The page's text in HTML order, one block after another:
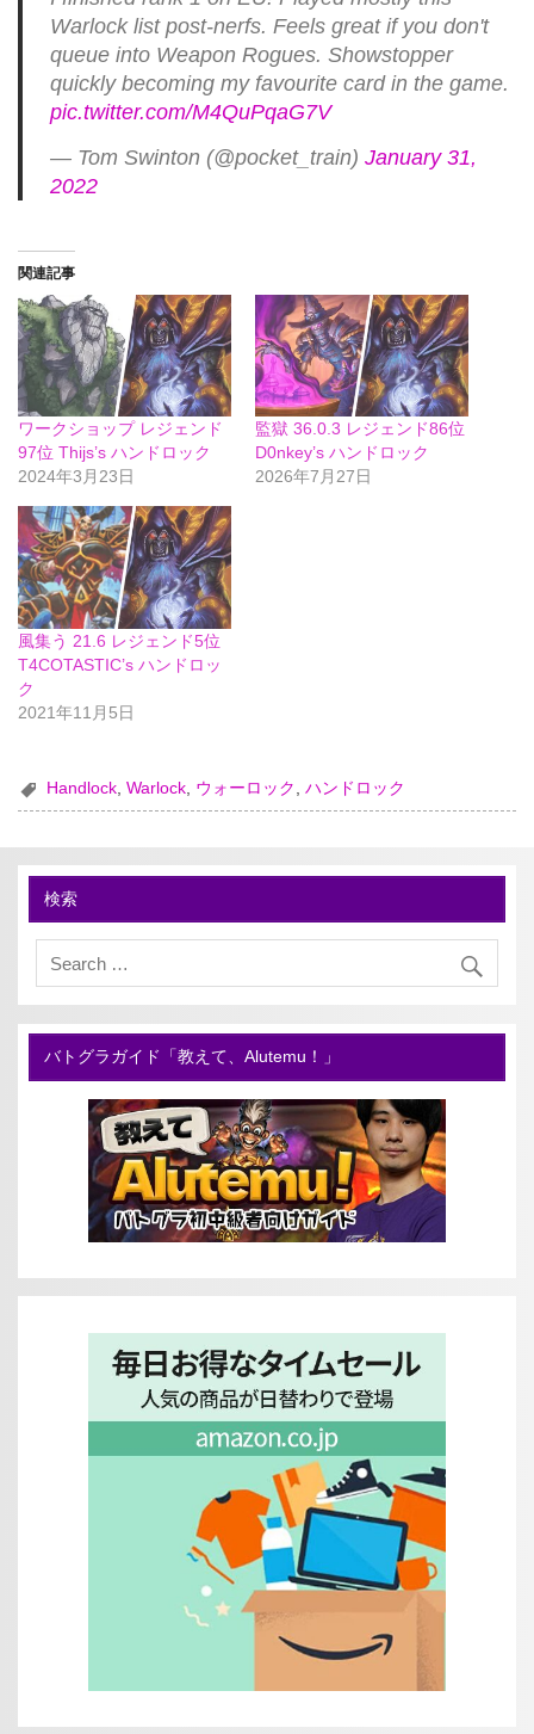
Warlock list post-nerfs. Feels great if you don't
queue into Weapon Rogues. Showstopper
quickly becoming my favourite card in the game.
pic.twitter.com/M4QuPqaG7V
— Tom Swinton (@pocket_train) January 31,
2022
関連記事
ワークショップ レジェンド
97位 Thijs’s ハンドロック
2024年3月23日
監獄 36.0.3 レジェンド86位
D0nkey’s ハンドロック
2026年7月27日
風集う 21.6 レジェンド5位
T4COTASTIC’s ハンドロッ
ク
2021年11月5日
Handlock ,Warlock ウォーロック ,ハンドロック
検索
バトグラガイド「教えて、Alutemu！」